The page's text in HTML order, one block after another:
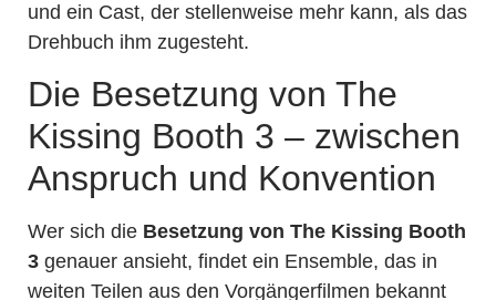
und ein Cast, der stellenweise mehr kann, als das
Drehbuch ihm zugesteht.
Die Besetzung von The
Kissing Booth 3 – zwischen
Anspruch und Konvention
Wer sich die Besetzung von The Kissing Booth
3 genauer ansieht, findet ein Ensemble, das in
weiten Teilen aus den Vorgängerfilmen bekannt